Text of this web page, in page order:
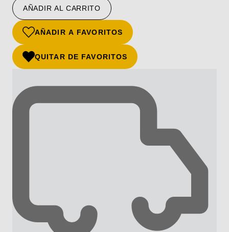
AÑADIR AL CARRITO
AÑADIR A FAVORITOS
QUITAR DE FAVORITOS